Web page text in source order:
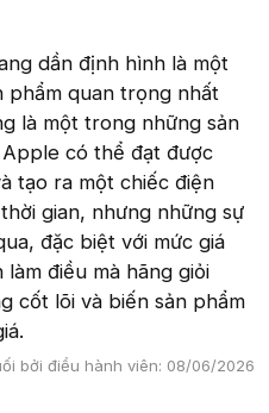
dần định hình là một
phẩm quan trọng nhất
là một trong những sản
có thể đạt được
tạo ra một chiếc điện
gian, nhưng những sự
đặc biệt với mức giá
điều mà hãng giỏi
cốt lõi và biến sản phẩm
bởi điều hành viên: 08/06/2026